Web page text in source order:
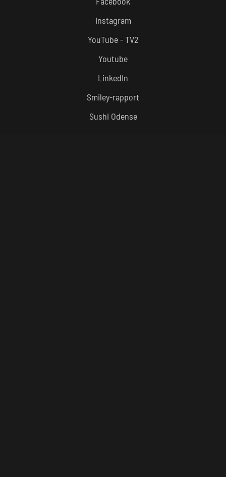
Instagram
YouTube - TV2
Youtube
LinkedIn
Smiley-rapport
Sushi Odense